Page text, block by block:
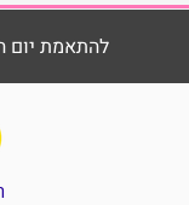
להתאמת יום